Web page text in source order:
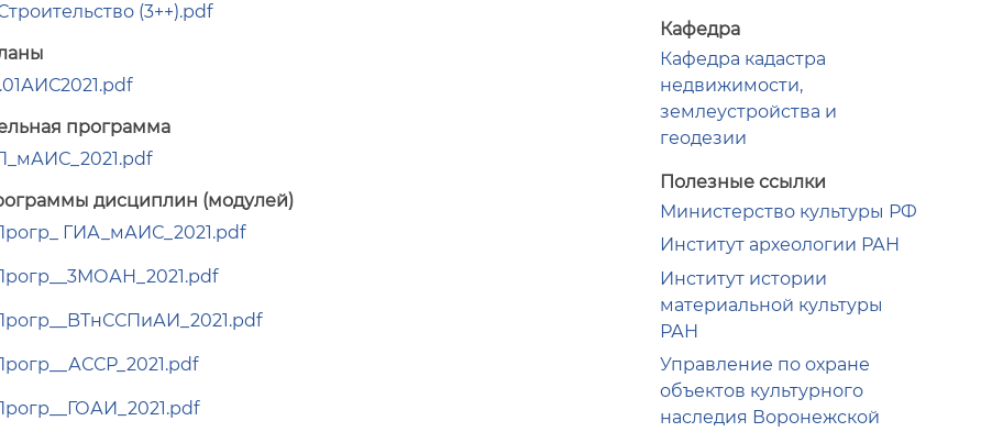
Кафедра
Кафедра кадастра
недвижимости,
землеустройства и
геодезии
Полезные ссылки
Министерство культуры РФ
Институт археологии РАН
Институт истории
материальной культуры
РАН
Управление по охране
объектов культурного
наследия Воронежской
(3++).pdf
программа
дисциплин (модулей)
ГИА_мАИС_2021.pdf